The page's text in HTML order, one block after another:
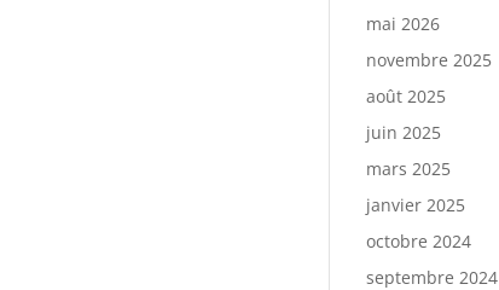
mai 2026
novembre 2025
août 2025
juin 2025
mars 2025
janvier 2025
octobre 2024
septembre 2024